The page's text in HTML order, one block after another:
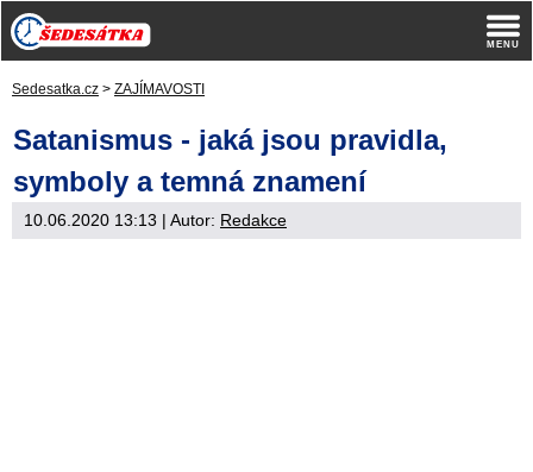
Sedesatka.cz > ZAJÍMAVOSTI
Satanismus - jaká jsou pravidla,
symboly a temná znamení
10.06.2020 13:13 | Autor: Redakce